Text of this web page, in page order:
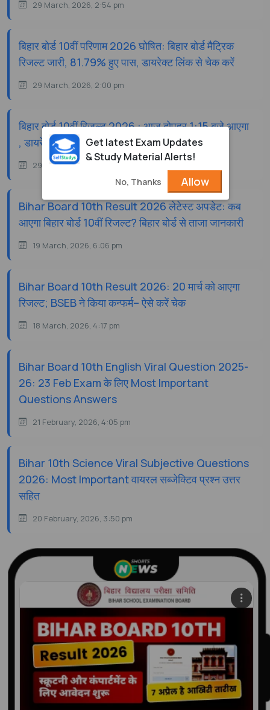
29 March, 2026, 2:54 pm
बिहार बोर्ड 10वीं परिणाम 2026 घोषित: बिहार बोर्ड मैट्रिक
रिजल्ट जारी, 81.79% हुए पास, डायरेक्ट लिंक से चेक करें
29 March, 2026, 2:00 pm
बिहार बोर्ड 10वीं रिजल्ट 2026 : आज दोपहर 1:15 बजे आएगा
, डायरेक्ट लिंक से चेक करें
29 March, 2026, 12:59 pm
Bihar Board 10th Result 2026 लेटेस्ट अपडेट: कब
आएगा बिहार बोर्ड 10वीं रिजल्ट? बिहार बोर्ड से ताजा जानकारी
19 March, 2026, 6:06 pm
Bihar Board 10th Result 2026: 20 मार्च को आएगा
रिजल्ट; BSEB ने किया कन्फर्म– ऐसे करें चेक
18 March, 2026, 4:17 pm
Bihar Board 10th English Viral Question 2025-
26: 23 Feb Exam के लिए Most Important
Questions Answers
21 February, 2026, 4:05 pm
Bihar 10th Science Viral Subjective Questions
2026: Most Important वायरल सब्जेक्टिव प्रश्न उत्तर
सहित
20 February, 2026, 3:50 pm
Get latest Exam Updates
& Study Material Alerts!
No, Thanks Allow